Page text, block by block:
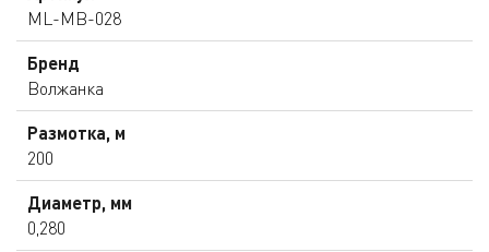
ML-MB-028
Бренд
Волжанка
Размотка, м
200
Диаметр, мм
0,280